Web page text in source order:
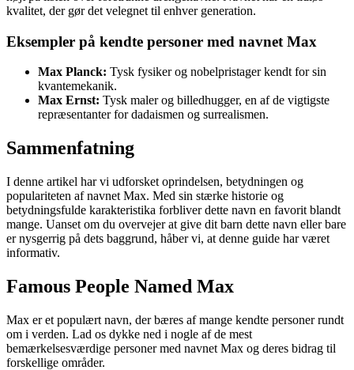
kvalitet, der gør det velegnet til enhver generation.
Eksempler på kendte personer med navnet Max
Max Planck: Tysk fysiker og nobelpristager kendt for sin
kvantemekanik.
Max Ernst: Tysk maler og billedhugger, en af de vigtigste
repræsentanter for dadaismen og surrealismen.
Sammenfatning
I denne artikel har vi udforsket oprindelsen, betydningen og
populariteten af navnet Max. Med sin stærke historie og
betydningsfulde karakteristika forbliver dette navn en favorit blandt
mange. Uanset om du overvejer at give dit barn dette navn eller bare
er nysgerrig på dets baggrund, håber vi, at denne guide har været
informativ.
Famous People Named Max
Max er et populært navn, der bæres af mange kendte personer rundt
om i verden. Lad os dykke ned i nogle af de mest
bemærkelsesværdige personer med navnet Max og deres bidrag til
forskellige områder.